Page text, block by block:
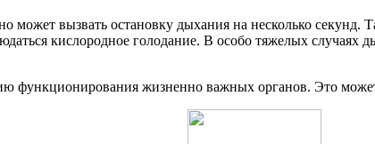
может вызвать остановку дыхания на несколько секунд.
кислородное голодание. В особо тяжелых случаях
функционирования жизненно важных органов. Это